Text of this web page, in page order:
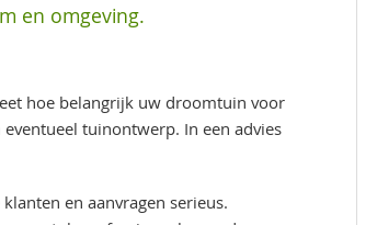
en omgeving.
hoe belangrijk uw droomtuin voor
tuinontwerp. In een advies
en aanvragen serieus.